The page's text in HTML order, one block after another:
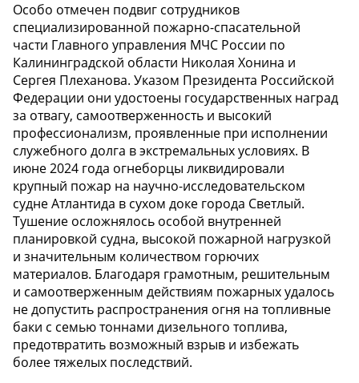
Особо отмечен подвиг сотрудников
специализированной пожарно-спасательной
части Главного управления МЧС России по
Калининградской области Николая Хонина и
Сергея Плеханова. Указом Президента Российской
Федерации они удостоены государственных наград
за отвагу, самоотверженность и высокий
профессионализм, проявленные при исполнении
служебного долга в экстремальных условиях. В
июне 2024 года огнеборцы ликвидировали
крупный пожар на научно-исследовательском
судне Атлантида в сухом доке города Светлый.
Тушение осложнялось особой внутренней
планировкой судна, высокой пожарной нагрузкой
и значительным количеством горючих
материалов. Благодаря грамотным, решительным
и самоотверженным действиям пожарных удалось
не допустить распространения огня на топливные
баки с семью тоннами дизельного топлива,
предотвратить возможный взрыв и избежать
более тяжелых последствий.